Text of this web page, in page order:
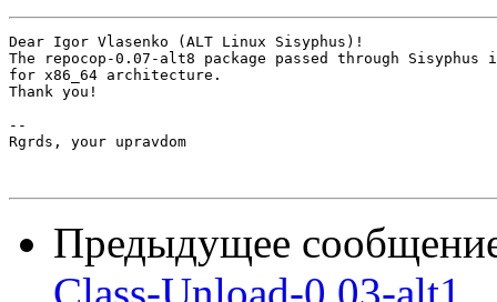
Dear Igor Vlasenko (ALT Linux Sisyphus)!
The repocop-0.07-alt8 package passed through Sisyphus
for x86_64 architecture.
Thank you!
--
Rgrds, your upravdom
Предыдущее